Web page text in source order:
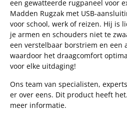
een gewatteerde rugpaneel voor
Madden Rugzak met USB-
voor school, werk of reizen. Hij is
je armen en schouders niet te
een verstelbaar borstriem en een
waardoor het draagcomfort
voor elke uitdaging!
Ons team van specialisten,
er over eens. Dit product heeft
meer informatie.